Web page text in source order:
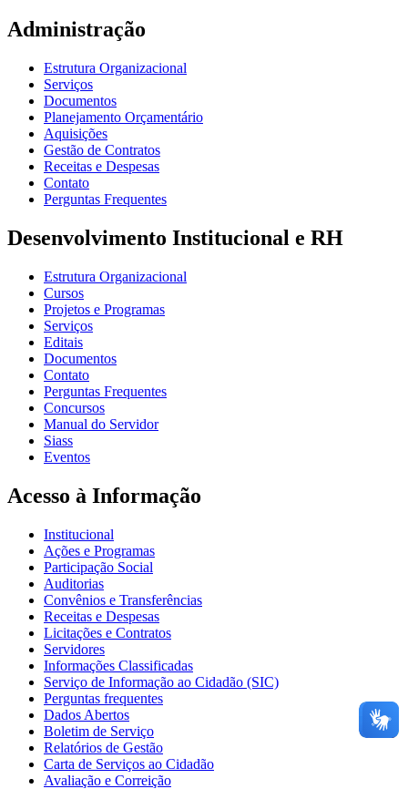
Administração
Estrutura Organizacional
Serviços
Documentos
Planejamento Orçamentário
Aquisições
Gestão de Contratos
Receitas e Despesas
Contato
Perguntas Frequentes
Desenvolvimento Institucional e RH
Estrutura Organizacional
Cursos
Projetos e Programas
Serviços
Editais
Documentos
Contato
Perguntas Frequentes
Concursos
Manual do Servidor
Siass
Eventos
Acesso à Informação
Institucional
Ações e Programas
Participação Social
Auditorias
Convênios e Transferências
Receitas e Despesas
Licitações e Contratos
Servidores
Informações Classificadas
Serviço de Informação ao Cidadão (SIC)
Perguntas frequentes
Dados Abertos
Boletim de Serviço
Relatórios de Gestão
Carta de Serviços ao Cidadão
Avaliação e Correição